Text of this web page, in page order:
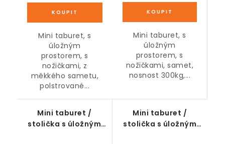
Mini taburet, s
úložným
prostorem, s
nožičkami, z
měkkého sametu,
polstrované...
Mini taburet, s
úložným
prostorem, s
nožičkami, samet,
nosnost 300kg,...
Mini taburet /
stolička s úložným
Mini taburet /
stolička s úložným